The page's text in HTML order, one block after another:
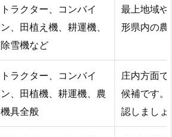
トラクター、コンバイ
ン、田植え機、耕運機、
除雪機など
最上地域や
形県内の農
トラクター、コンバイ
ン、田植機、耕運機、農
機具全般
庄内方面
候補です。
認しましょ